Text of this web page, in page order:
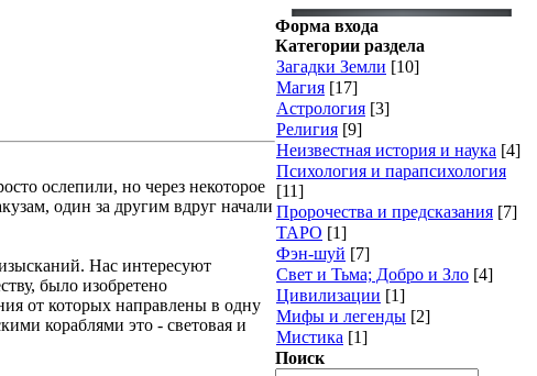
ослепили, но через некоторое
один за другим вдруг начали
Нас интересуют
было изобретено
от которых направлены в одну
кораблями это - световая и
Форма входа
Категории раздела
Загадки Земли [10]
Магия [17]
Астрология [3]
Религия [9]
Неизвестная история и наука [4]
Психология и парапсихология
[11]
Пророчества и предсказания [7]
ТАРО [1]
Фэн-шуй [7]
Свет и Тьма; Добро и Зло [4]
Цивилизации [1]
Мифы и легенды [2]
Мистика [1]
Поиск